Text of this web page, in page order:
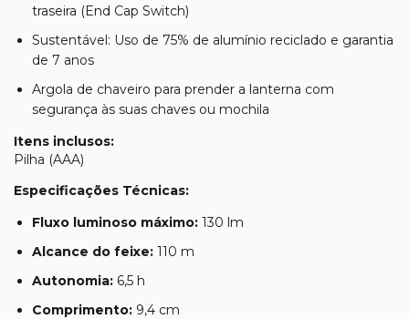
traseira (End Cap Switch)
Sustentável: Uso de 75% de alumínio reciclado e garantia
de 7 anos
Argola de chaveiro para prender a lanterna com
segurança às suas chaves ou mochila
Itens inclusos:
Pilha (AAA)
Especificações Técnicas:
Fluxo luminoso máximo: 130 lm
Alcance do feixe: 110 m
Autonomia: 6,5 h
Comprimento: 9,4 cm